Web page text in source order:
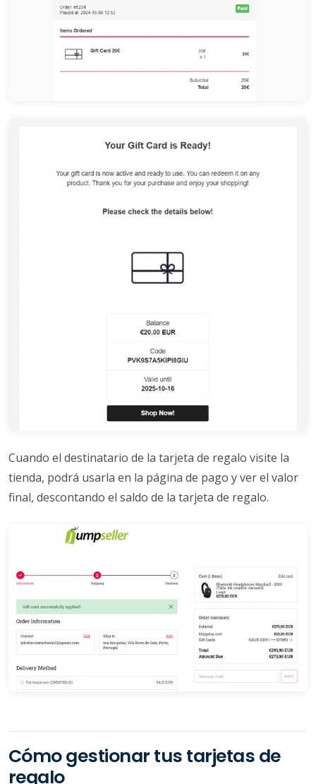
Cuando el destinatario de la tarjeta de regalo visite la
tienda, podrá usarla en la página de pago y ver el valor
final, descontando el saldo de la tarjeta de regalo.
Cómo gestionar tus tarjetas de
regalo